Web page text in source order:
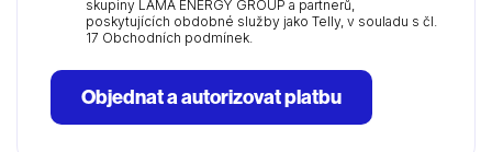
skupiny LAMA ENERGY GROUP a partnerů,
poskytujících obdobné služby jako Telly, v souladu s čl.
17 Obchodních podmínek.
Objednat a autorizovat platbu